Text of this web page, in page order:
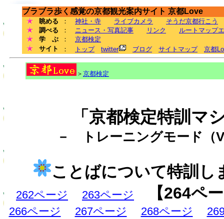
ブラブラ歩く感覚の京都観光案内サイト 京都Love
眺める ： 神社・寺 ライブカメラ
そうだ京都行こう
調べる
： ニュース・写真記事 リンク
ルートマップ
学 ぶ
： 京都検定
サイト
： トップ twitter ブログ サイトマップ 京都
＞ 京都検定
「京都検定特訓マ
－ トレーニングモード（
ことばについて特訓し
262ページ 263ページ 【264ペ
266ページ 267ページ 268ページ